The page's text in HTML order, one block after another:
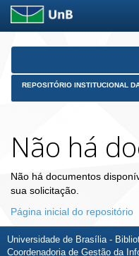
Skip
REPOSITÓRIO INSTITUCIONAL
Não há
Não há documentos
sua solicitação.
Página inicial do repositório
Universidade de Brasília -
Coordenadoria de Gestão da